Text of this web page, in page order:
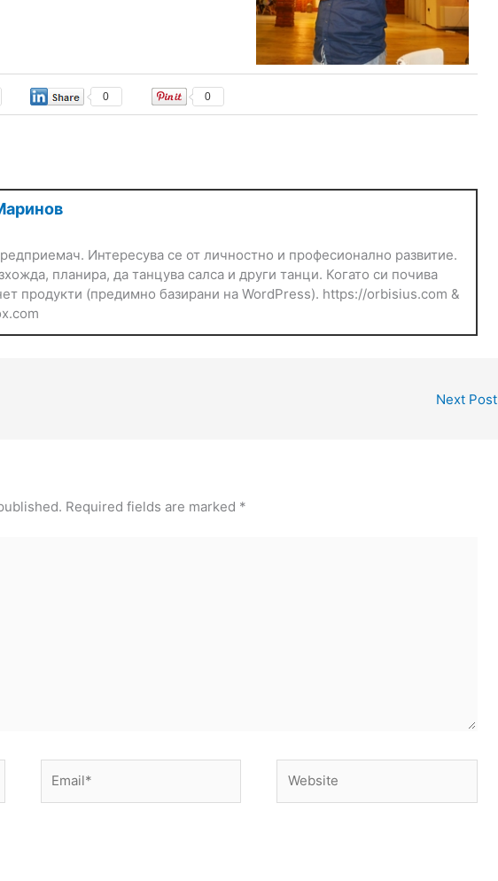
0 0
Интересува се от личностно и професионално развитие.
планира, да танцува салса и други танци. Когато си почива
продукти (предимно базирани на WordPress). https://orbisius.com &
Next Post
Required fields are marked *